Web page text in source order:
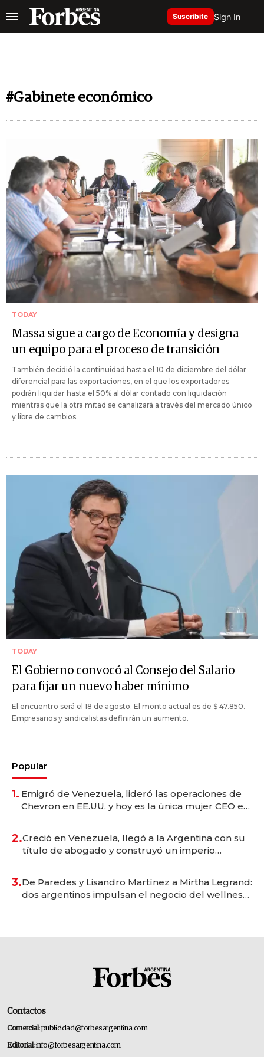
Suscribite Sign In
#Gabinete económico
TODAY
Massa sigue a cargo de Economía y designa
un equipo para el proceso de transición
También decidió la continuidad hasta el 10 de diciembre del dólar
diferencial para las exportaciones, en el que los exportadores
podrán liquidar hasta el 50% al dólar contado con liquidación
mientras que la otra mitad se canalizará a través del mercado único
y libre de cambios.
TODAY
El Gobierno convocó al Consejo del Salario
para fijar un nuevo haber mínimo
El encuentro será el 18 de agosto. El monto actual es de $ 47.850.
Empresarios y sindicalistas definirán un aumento.
Popular
1. Emigró de Venezuela, lideró las operaciones de
Chevron en EE.UU. y hoy es la única mujer CEO en
2.Creció en Venezuela, llegó a la Argentina con su
título de abogado y construyó un imperio
3.De Paredes y Lisandro Martínez a Mirtha Legrand:
dos argentinos impulsan el negocio del wellness
Contactos
Comercial:publicidad@forbesargentina.com
Editorial:info@forbesargentina.com